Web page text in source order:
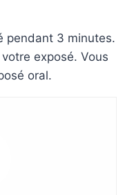
pendant 3 minutes.
exposé. Vous
oral.